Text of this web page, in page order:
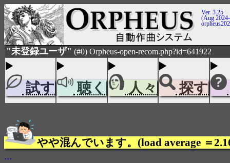
Ver. 3.25
(Aug
"未登録ユーザ" (#0) Orpheus-open-recom.php?id=641922
試す 聴く 人々 探す
やや混んでいます。(load average ＝
...